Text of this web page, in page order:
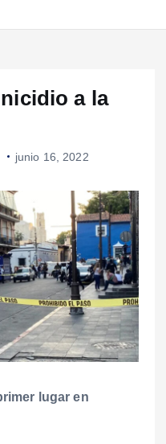
a la
junio 16, 2022
lugar en